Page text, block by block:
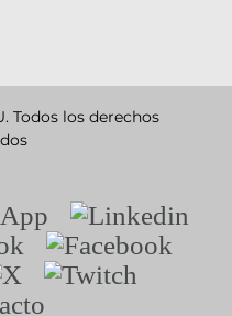
Todos los derechos
Linkedin
Facebook
Twitch